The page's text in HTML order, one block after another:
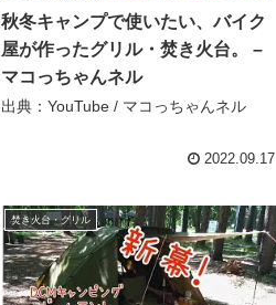
秋冬キャンプで使いたい、バイク
屋が作ったグリル・焚き火台。 –
マコっちゃんネル
出典：YouTube / マコっちゃんネル
2022.09.17
焚き火台・グリル